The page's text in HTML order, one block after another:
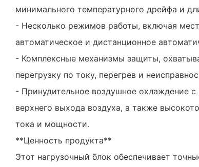
минимального температурного дрейфа и
- Несколько режимов работы, включая
автоматическое и дистанционное
- Комплексные механизмы защиты,
перегрузку по току, перегрев и
- Принудительное воздушное охлаждение
верхнего выхода воздуха, а также
тока и мощности.
**Ценность продукта**
Этот нагрузочный блок обеспечивает